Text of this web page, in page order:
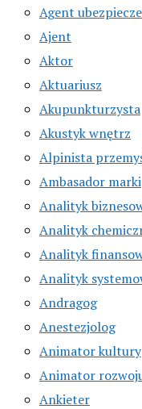
Agent
Ajent
Aktor
Aktuariusz
Akupunkturzysta
Akustyk wnętrz
Alpinista
Ambasador marki
Analityk
Analityk
Analityk
Analityk
Andragog
Anestezjolog
Animator kultury
Animator
Ankieter